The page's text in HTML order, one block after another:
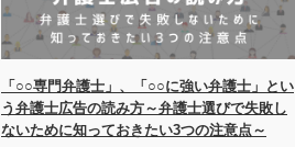
「○○専門弁護士」、「○○に強い弁護士」とい
う弁護士広告の読み方～弁護士選びで失敗し
ないために知っておきたい3つの注意点～